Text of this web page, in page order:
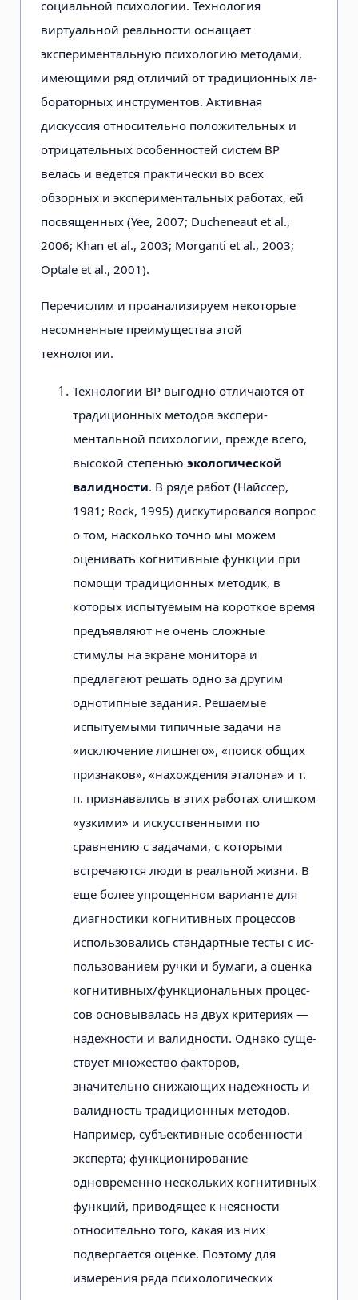
социаль­ной психологии. Технология
виртуаль­ной реальности оснащает
эксперимен­тальную психологию методами,
имею­щими ряд отличий от традиционных ла­
бораторных инструментов. Активная
дискуссия относительно положитель­ных и
отрицательных особенностей сис­тем ВР
велась и ведется практически во всех
обзорных и экспериментальных ра­ботах, ей
посвященных (Yee, 2007; Ducheneaut et al.,
2006; Khan et al., 2003; Morganti et al., 2003;
Optale et al., 2001).
Перечислим и проанализируем не­которые
несомненные преимущества этой
технологии.
Технологии ВР выгодно отличают­ся от
традиционных методов экспери­
ментальной психологии, прежде всего,
высокой степенью экологической
валид­ности. В ряде работ (Найссер,
1981; Rock, 1995) дискутировался вопрос
о том, насколько точно мы можем
оценивать когнитивные функции при
помощи традиционных методик, в
которых испытуемым на короткое время
предъяв­ляют не очень сложные
стимулы на эк­ране монитора и
предлагают решать одно за другим
однотипные задания. Решаемые
испытуемыми типичные за­дачи на
«исключение лишнего», «поиск общих
признаков», «нахождения этало­на» и т.
п. признавались в этих работах слишком
«узкими» и искусственными по
сравнению с задачами, с которыми
встречаются люди в реальной жизни. В
еще более упрощенном варианте для
диагностики когнитивных процессов
использовались стандартные тесты с ис­
пользованием ручки и бумаги, а оценка
когнитивных/функциональных процес­
сов основывалась на двух критериях —
надежности и валидности. Однако суще­
ствует множество факторов,
значительно снижающих надежность и
валидность традиционных методов.
Например, субъективные особенности
эксперта; функционирование
одновременно не­скольких когнитивных
функций, приводящее к неясности
относительно того, какая из них
подвергается оценке. Поэто­му для
измерения ряда психологических